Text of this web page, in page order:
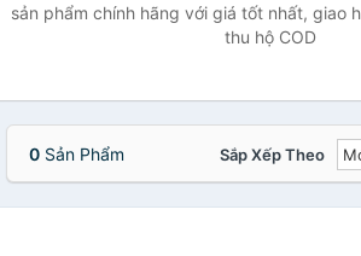
sản phẩm chính hãng với giá tốt nhất, giao
thu hộ COD
0 Sản Phẩm Sắp Xếp Theo